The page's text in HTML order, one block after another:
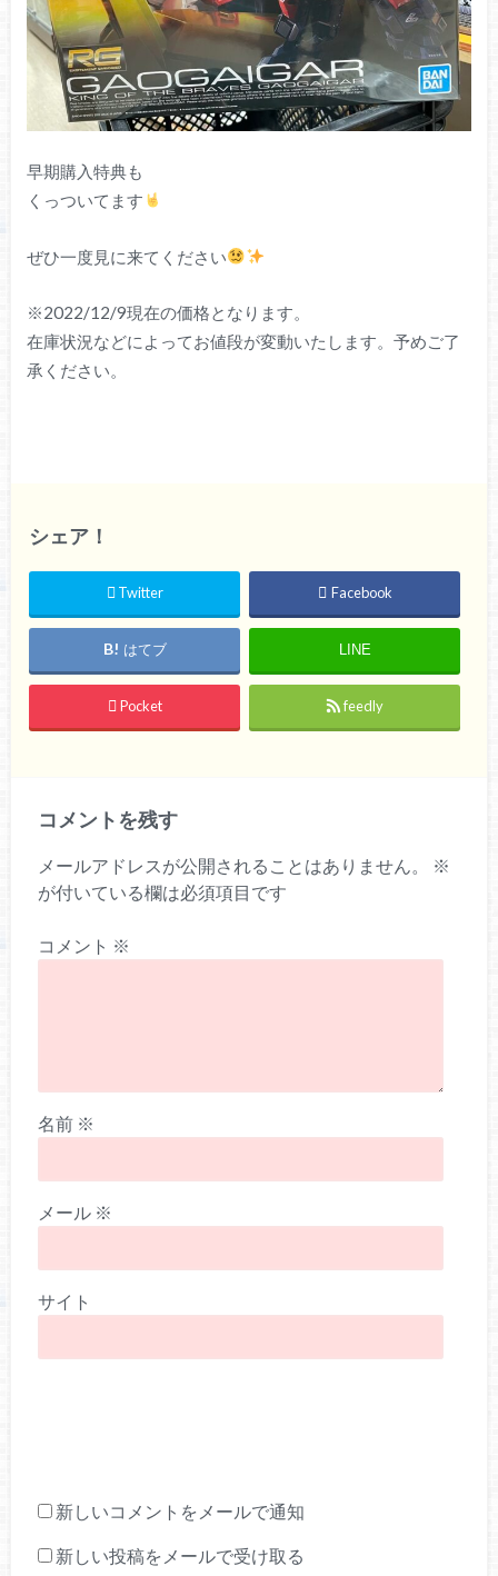
早期購入特典も
くっついてます
ぜひ一度見に来てください
※2022/12/9現在の価格となります。
在庫状況などによってお値段が変動いたします。予めご了
承ください。
シェア！
Twitter Facebook
はてブ LINE
Pocket feedly
コメントを残す
メールアドレスが公開されることはありません。
※
が付いている欄は必須項目です
コメント ※
名前 ※
メール ※
サイト
新しいコメントをメールで通知
新しい投稿をメールで受け取る